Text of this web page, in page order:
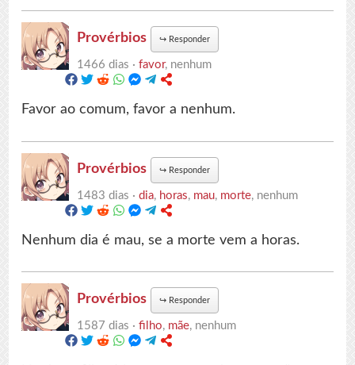
Provérbios ↪ Responder
1466 dias ·favor, nenhum
Favor ao comum, favor a nenhum.
Provérbios ↪ Responder
1483 dias ·dia, horas, mau, morte, nenhum
Nenhum dia é mau, se a morte vem a horas.
Provérbios ↪ Responder
1587 dias ·filho, mãe, nenhum